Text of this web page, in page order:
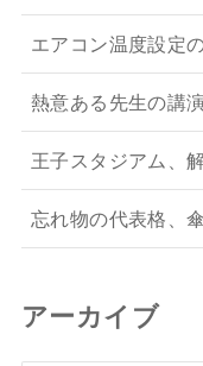
エアコン温度設定
熱意ある先生の講演
王子スタジアム、解
忘れ物の代表格、傘
アーカイブ